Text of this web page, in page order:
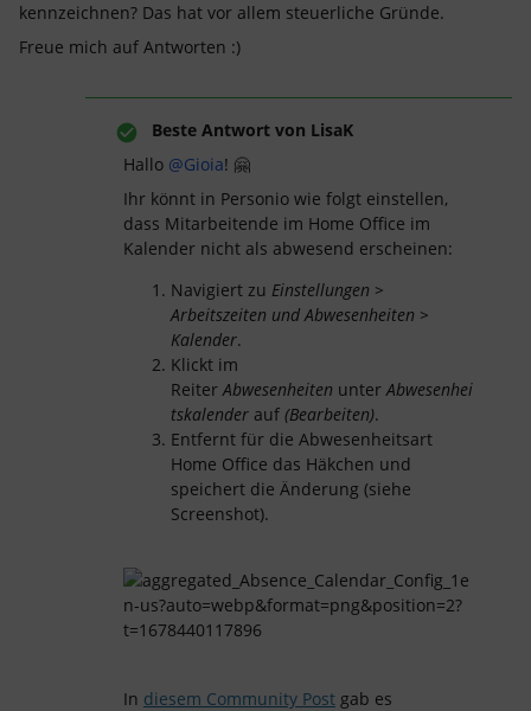
kennzeichnen? Das hat vor allem steuerliche Gründe.
Freue mich auf Antworten :)
Beste Antwort von LisaK
Hallo @Gioia! 🤗
Ihr könnt in Personio wie folgt einstellen,
dass Mitarbeitende im Home Office im
Kalender nicht als abwesend erscheinen:
Navigiert zu Einstellungen >
Arbeitszeiten und Abwesenheiten >
Kalender.
Klickt im
ReiterAbwesenheiten unterAbwesenhei
tskalender auf (Bearbeiten).
Entfernt für die Abwesenheitsart
Home Office das Häkchen und
speichert die Änderung (siehe
Screenshot).
In diesem Community Post gab es